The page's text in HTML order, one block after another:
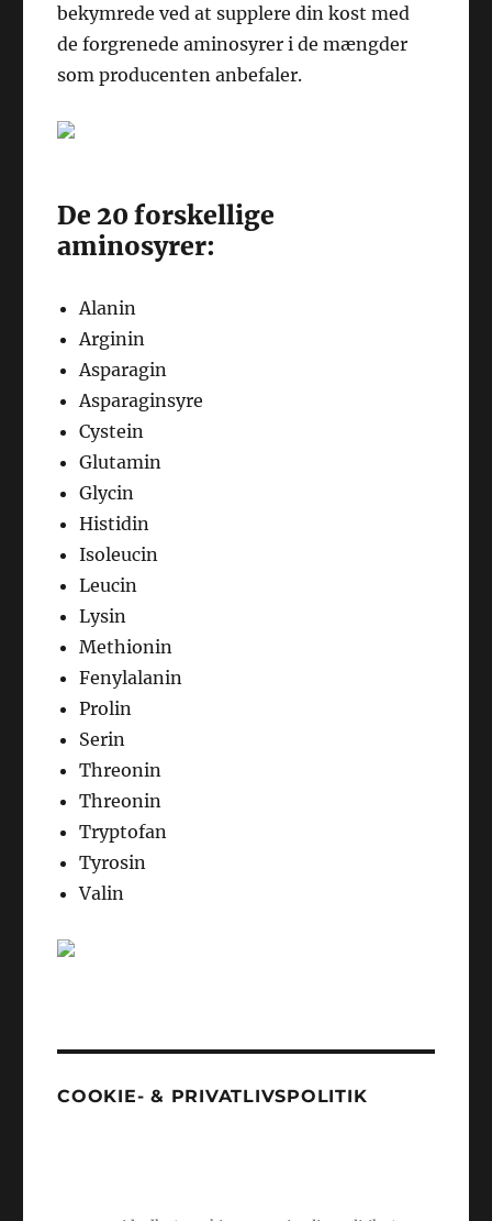
bekymrede ved at supplere din kost med
de forgrenede aminosyrer i de mængder
som producenten anbefaler.
De 20 forskellige
aminosyrer:
Alanin
Arginin
Asparagin
Asparaginsyre
Cystein
Glutamin
Glycin
Histidin
Isoleucin
Leucin
Lysin
Methionin
Fenylalanin
Prolin
Serin
Threonin
Threonin
Tryptofan
Tyrosin
Valin
COOKIE- & PRIVATLIVSPOLITIK